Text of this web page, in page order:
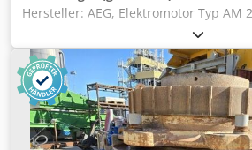
Besichtigung auf Anfrage möglich. ===
=== Standort: Sittard, Niederlande.
möglich. Preis auf Anfrage (EXW /
Maschinen mit vollständiger
professionellem technischen
größten europäischen Bestände an
gebrauchten Maschinen. Alle
Hersteller: AEG, Elektromotor Typ AM
Leistung: 90 kW Cjdpfxevw Si Tj Ab
U/min -Welle: Ø 75 x 110 mm -
-Anzahl: 1 Stück vorhanden -Preis: pro
Abmessungen: 1050/560/H685 mm -